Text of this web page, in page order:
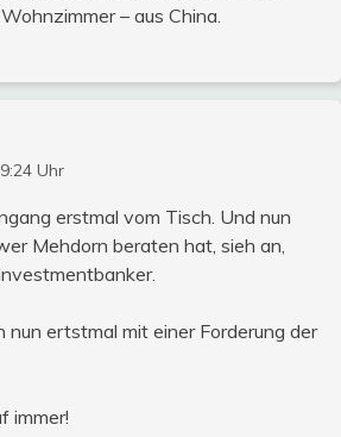
– aus China.
Uhr
erstmal vom Tisch. Und nun
Mehdorn beraten hat, sieh an,
nun ertstmal mit einer Forderung der
immer!